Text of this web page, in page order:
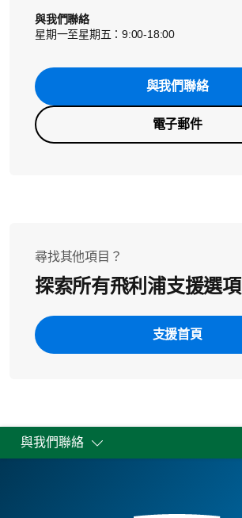
與我們聯絡
星期一至星期五：9:00-18:00
與我們聯絡
電子郵件
尋找其他項目？
探索所有飛利浦支援選項
支援首頁
與我們聯絡